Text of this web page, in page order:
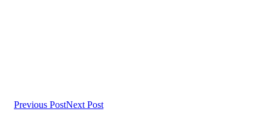
Previous PostNext Post